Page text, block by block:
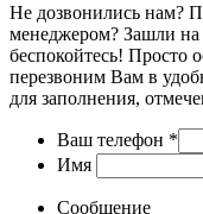
Не дозвонились нам?
менеджером? Зашли на
беспокойтесь! Просто
перезвоним Вам в
для заполнения,
Ваш телефон *
Имя
Сообщение